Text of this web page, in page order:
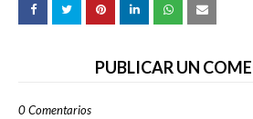
PUBLICAR UN
0 Comentarios